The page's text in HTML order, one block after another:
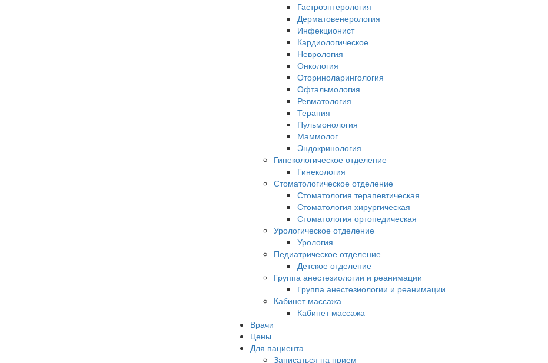
Гастроэнтерология
Дерматовенерология
Инфекционист
Кардиологическое
Неврология
Онкология
Оториноларингология
Офтальмология
Ревматология
Терапия
Пульмонология
Маммолог
Эндокринология
Гинекологическое отделение
Гинекология
Стоматологическое отделение
Стоматология терапевтическая
Стоматология хирургическая
Стоматология ортопедическая
Урологическое отделение
Урология
Педиатрическое отделение
Детское отделение
Группа анестезиологии и реанимации
Группа анестезиологии и реанимации
Кабинет массажа
Кабинет массажа
Врачи
Цены
Для пациента
Записаться на прием